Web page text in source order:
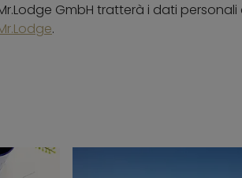
GmbH tratterà i dati
.